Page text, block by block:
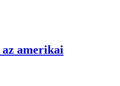
az amerikai